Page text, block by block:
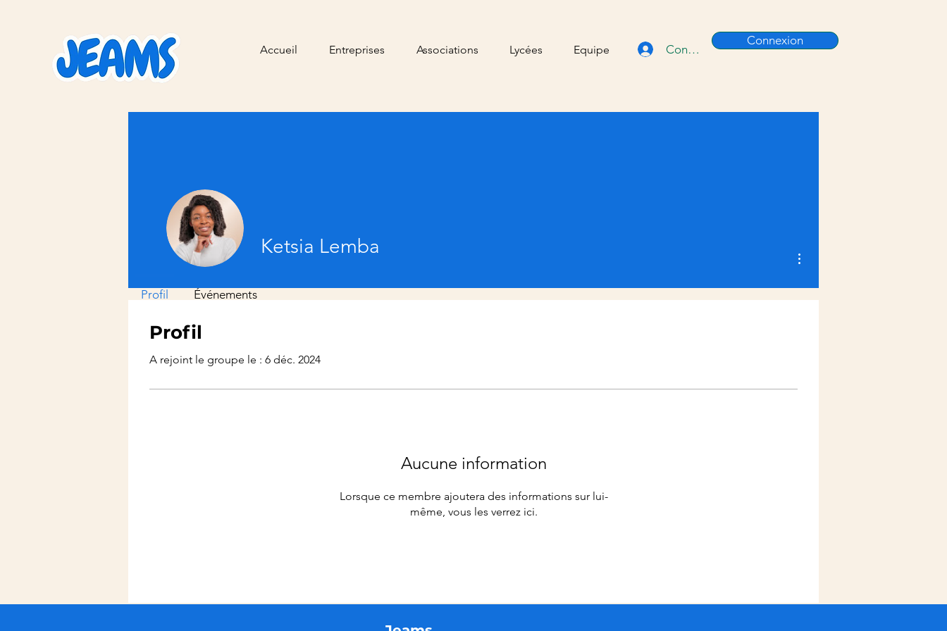
Accueil Entreprises Associations Lycées Equipe Connexion
Connexion
Ketsia Lemba
Profil
A rejoint le groupe le : 6 déc. 2024
Aucune information
Lorsque ce membre ajoutera des informations sur lui-
même, vous les verrez ici.
Profil Événements